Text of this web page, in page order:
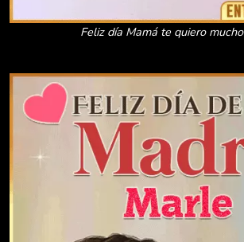
Feliz día Mamá te quiero